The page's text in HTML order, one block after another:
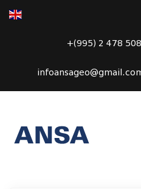
+(995) 2 478